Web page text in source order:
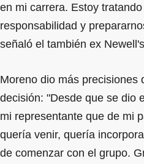
en mi carrera. Estoy
responsabilidad y
señaló el también ex
Moreno dio más precisiones
decisión: "Desde que se dio
mi representante que de mi
quería venir, quería
de comenzar con el grupo.